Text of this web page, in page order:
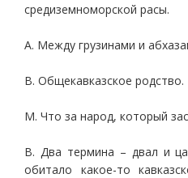
средиземноморской расы.
А. Между грузинами и
В. Общекавказское родство.
М. Что за народ, который
В. Два термина – двал и
обитало какое-то